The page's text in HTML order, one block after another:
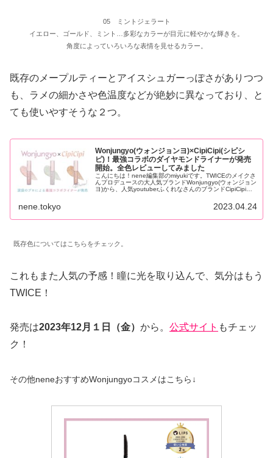
05 ミントジェラート
イエロー、ゴールド、ミント…多彩なカラーが目元に軽やかな輝きを。
角度によっていろいろな表情を見せるカラー。
既存のメープルティーとアイスシュガーっぽさがありつつ
も、ラメの細かさや色温度などが絶妙に異なっており、と
ても使いやすそうな２つ。
Wonjungyo(ウォンジョンヨ)×CipiCipi(シピシ
ピ)！最強コラボのダイヤモンドライナーが発売
開始。全色レビューしてみました
こんにちは！nene編集部のmiyukiです。TWICEのメイクさ
んプロデュースの大人気ブランドWonjungyo(ウォンジョン
ヨ)から、人気youtuberふくれなさんのブランドCipiCipiと
nene.tokyo 2023.04.24
既存色についてはこちらをチェック。
これもまた人気の予感！瞳に光を取り込んで、気分はもう
TWICE！
発売は2023年12月１日（金） から。 公式サイト もチェッ
ク！
その他neneおすすめWonjungyoコスメはこちら↓